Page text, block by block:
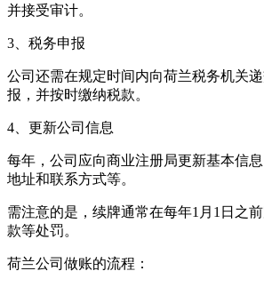
并接受审计。
3、税务申报
公司还需在规定时间内向荷兰税务机关
报，并按时缴纳税款。
4、更新公司信息
每年，公司应向商业注册局更新基本信
地址和联系方式等。
需注意的是，续牌通常在每年1月1日之
款等处罚。
荷兰公司做账的流程：